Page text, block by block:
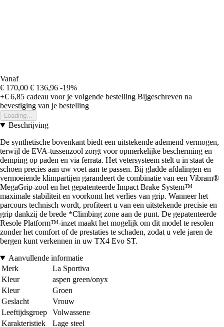
Vanaf
€ 170,00 € 136,96 -19%
+€ 6,85 cadeau voor je volgende bestelling Bijgeschreven na
bevestiging van je bestelling
Loading...
Beschrijving
De synthetische bovenkant biedt een uitstekende ademend vermogen,
terwijl de EVA-tussenzool zorgt voor opmerkelijke bescherming en
demping op paden en via ferrata. Het vetersysteem stelt u in staat de
schoen precies aan uw voet aan te passen. Bij gladde afdalingen en
vermoeiende klimpartijen garandeert de combinatie van een Vibram®
MegaGrip-zool en het gepatenteerde Impact Brake System™
maximale stabiliteit en voorkomt het verlies van grip. Wanneer het
parcours technisch wordt, profiteert u van een uitstekende precisie en
grip dankzij de brede *Climbing zone aan de punt. De gepatenteerde
Resole Platform™-inzet maakt het mogelijk om dit model te resolen
zonder het comfort of de prestaties te schaden, zodat u vele jaren de
bergen kunt verkennen in uw TX4 Evo ST.
Aanvullende informatie
Merk
La Sportiva
Kleur
aspen green/onyx
Kleur
Groen
Geslacht
Vrouw
Leeftijdsgroep
Volwassene
Karakteristiek
Lage steel